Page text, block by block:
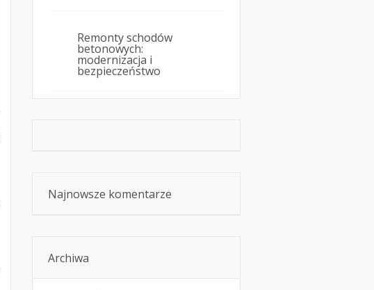
Remonty schodów
betonowych:
modernizacja i
bezpieczeństwo
Najnowsze komentarze
Archiwa